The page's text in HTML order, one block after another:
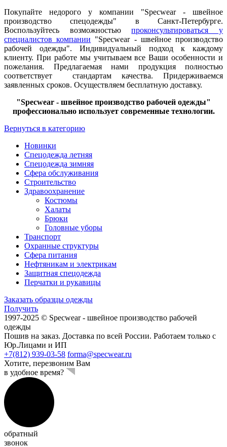
Покупайте недорого у компании "Specwear - швейное
производство спецодежды" в Санкт-Петербурге.
Воспользуйтесь возможностьюпроконсультироваться у
специалистов компании "Specwear - швейное производство
рабочей одежды". Индивидуальный подход к каждому
клиенту. При работе мы учитываем все Ваши особенности и
пожелания. Предлагаемая нами продукция полностью
соответствует стандартам качества. Придерживаемся
заявленных сроков. Осуществляем бесплатную доставку.
"Specwear - швейное производство рабочей одежды"
профессионально использует современные технологии.
Вернуться в категорию
Новинки
Спецодежда летняя
Спецодежда зимняя
Сфера обслуживания
Строительство
Здравоохранение
Костюмы
Халаты
Брюки
Головные уборы
Транспорт
Охранные структуры
Сфера питания
Нефтяникам и электрикам
Защитная спецодежда
Перчатки и рукавицы
Заказать образцы одежды
Получить
1997-2025 © Specwear - швейное производство рабочей
одежды
Пошив на заказ. Доставка по всей России. Работаем только с
Юр.Лицами и ИП
+7(812) 939-03-58 forma@specwear.ru
Хотите, перезвоним Вам
в удобное время?
обратный
звонок